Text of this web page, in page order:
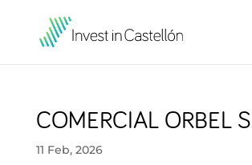
COMERCIAL ORBEL
11 Feb, 2026